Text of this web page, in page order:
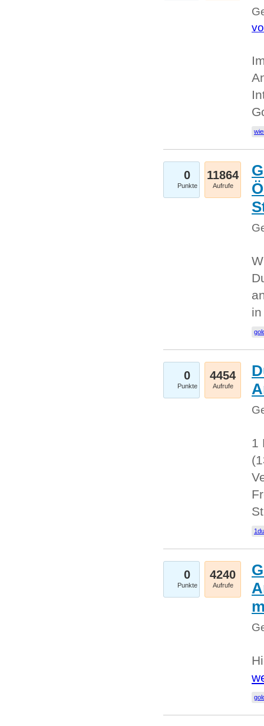
0
Punkte
11864
Aufrufe
0
Punkte
4454
Aufrufe
1
0
Punkte
4240
Aufrufe